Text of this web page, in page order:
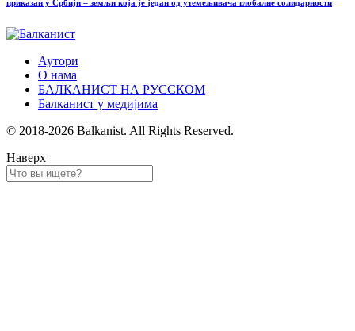
приказан у Србији – земљи која је један од утемељивача глобалне солидарности
Аутори
О нама
БАЛКАНИСТ НА РУССКОМ
Балканист у медијима
© 2018-2026 Balkanist. All Rights Reserved.
Наверх